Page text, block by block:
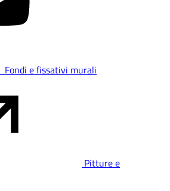
Fondi e fissativi murali
Pitture e